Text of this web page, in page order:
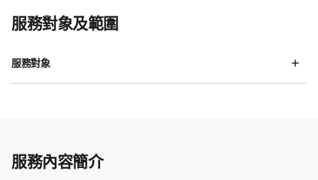
服務對象及範圍
服務對象
服務內容簡介